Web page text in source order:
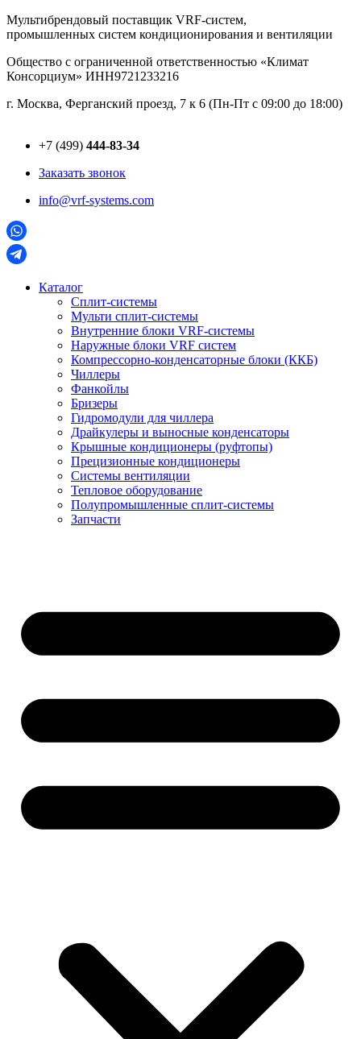
Перейти
к
Мультибрендовый поставщик VRF-cистем,
промышленных систем кондиционирования и вентиляции
Общество с ограниченной ответственностью «Климат
Консорциум» ИНН9721233216
г. Москва, Ферганский проезд, 7 к 6 (Пн-Пт с 09:00 до 18:00)
+7 (499) 444-83-34
Заказать звонок
info@vrf-systems.com
Каталог
Сплит-системы
Мульти сплит-системы
Внутренние блоки VRF-cистемы
Наружные блоки VRF cистем
Компрессорно-конденсаторные блоки (ККБ)
Чиллеры
Фанкойлы
Бризеры
Гидромодули для чиллера
Драйкулеры и выносные конденсаторы
Крышные кондиционеры (руфтопы)
Прецизионные кондиционеры
Системы вентиляции
Тепловое оборудование
Полупромышленные сплит-системы
Запчасти